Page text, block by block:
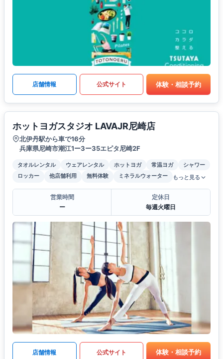
店舗情報 公式サイト 体験・相談予約
ホットヨガスタジオ LAVAJR尼崎店
北伊丹駅から車で16分
兵庫県尼崎市潮江1ー3ー35エピタ尼崎2F
タオルレンタル ウェアレンタル ホットヨガ 常温ヨガ
シャワー
ロッカー
他店舗利用 無料体験 ミネラルウォーター もっと見る
営業時間
ー
定休日
毎週火曜日
店舗情報 公式サイト 体験・相談予約